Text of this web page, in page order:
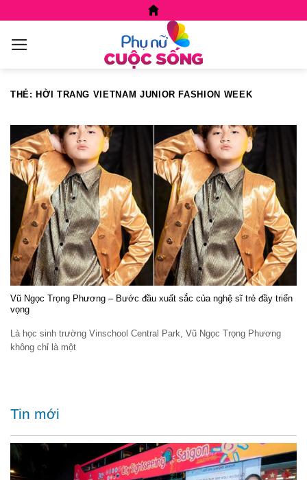
content
THẺ: HỜI TRANG VIETNAM JUNIOR FASHION WEEK
Vũ Ngọc Trọng Phương – Bước đầu xuất sắc của nghệ sĩ trẻ đầy triển
vọng
Là học sinh trường Vinschool Central Park, Vũ Ngọc Trọng Phương
không chỉ là một
Tin mới